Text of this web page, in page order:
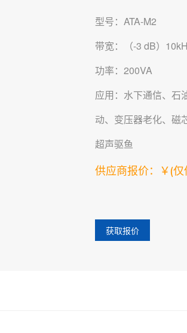
型号：ATA-M2
带宽：（-3 dB）
功率：200VA
应用：水下通信、石
动、变压器老化、磁
超声驱鱼
供应商报价：￥(仅
获取报价